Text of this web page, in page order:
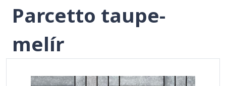
Parcetto taupe-
melír